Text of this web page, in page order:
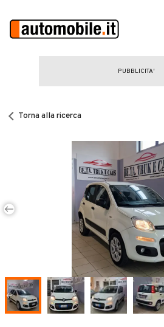
CERCA
Auto Nuove
Noleggio a lungo termine
Auto d'epoca
Veicoli Commerciali
Concessionari
Torna alla ricerca